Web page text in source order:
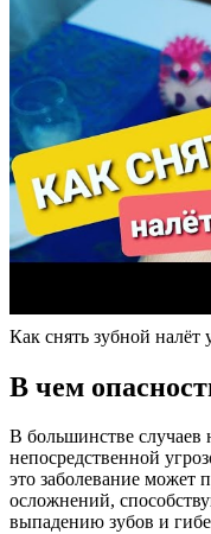
Как снять зубной
В чем
В большинстве случаев
непосредственной
это заболевание может
осложнений,
выпадению зубов и